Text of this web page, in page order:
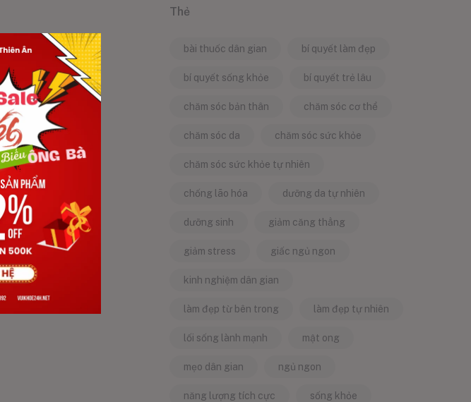
Thẻ
bài thuốc dân gian bí quyết làm đẹp
bí quyết sống khỏe bí quyết trẻ lâu
chăm sóc bản thân chăm sóc cơ thể
chăm sóc da chăm sóc sức khỏe
chăm sóc sức khỏe tự nhiên
chống lão hóa dưỡng da tự nhiên
dưỡng sinh giảm căng thẳng
giảm stress giấc ngủ ngon
kinh nghiệm dân gian
làm đẹp từ bên trong làm đẹp tự nhiên
lối sống lành mạnh mật ong
mẹo dân gian ngủ ngon
năng lượng tích cực sống khỏe